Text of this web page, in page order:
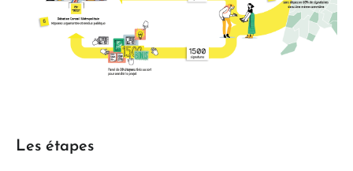
Les étapes